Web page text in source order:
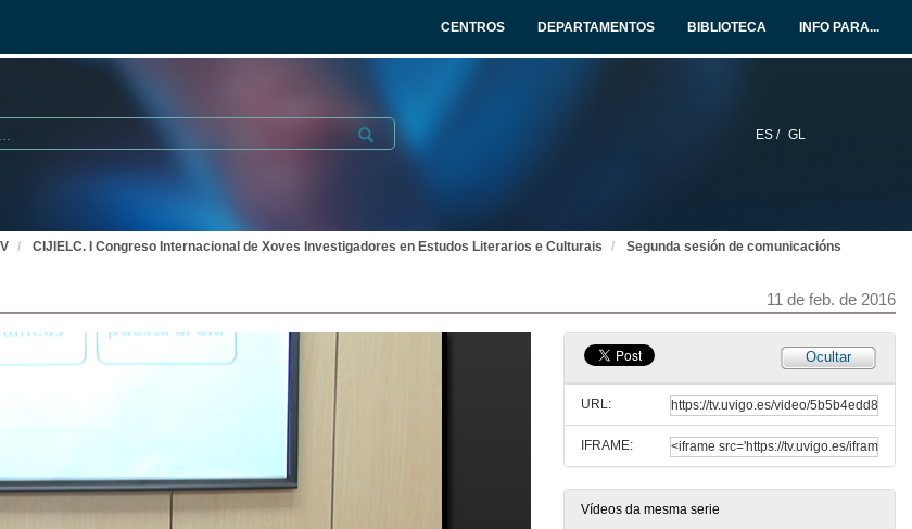
CENTROS DEPARTAMENTOS BIBLIOTECA INFO PARA...
ES / GL
Submit
CIJIELC. I Congreso Internacional de Xoves Investigadores en Estudos Literarios e Culturais Segunda sesión de comunicacións
11 de feb. de 2016
Ocultar
URL:
IFRAME:
Vídeos da mesma serie
O retorno do autor. Poposta de sociografía
11 de feb. de 2016
Pioneiras e literatura da Resedencia de Señoritas
A impronta literaria de Francisco de Valdés na prensa dos anos vinte e trinta
11 de feb. de 2016